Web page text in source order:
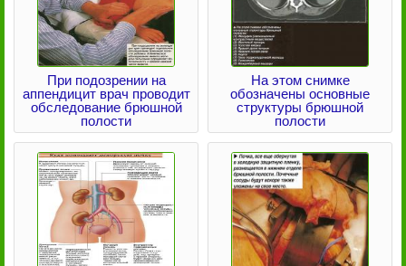
При подозрении на
аппендицит врач проводит
обследование брюшной
полости
На этом снимке
обозначены основные
структуры брюшной
полости